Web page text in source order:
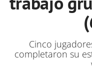
Cinco
completaron su